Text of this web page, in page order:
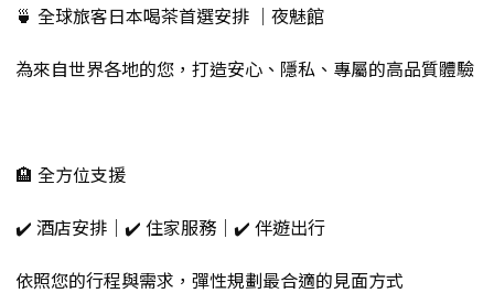
🍵 全球旅客日本喝茶首選安排 ｜夜魅館
為來自世界各地的您，打造安心、隱私、專屬的高品質體驗
🏨 全方位支援
✔️ 酒店安排｜✔️ 住家服務｜✔️ 伴遊出行
依照您的行程與需求，彈性規劃最合適的見面方式